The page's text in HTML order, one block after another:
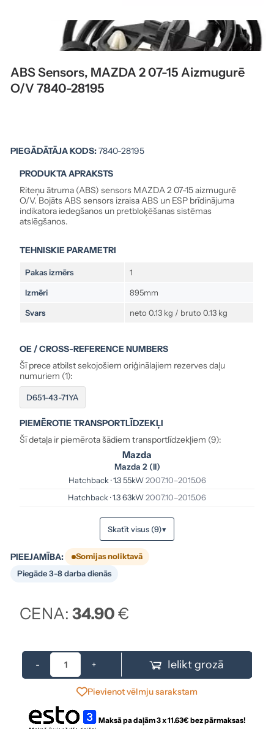
ABS Sensors, MAZDA 2 07-15 Aizmugurē
O/V 7840-28195
PIEGĀDĀTĀJA KODS:7840-28195
PRODUKTA APRAKSTS
Riteņu ātruma (ABS) sensors MAZDA 2 07-15 aizmugurē
O/V. Bojāts ABS sensors izraisa ABS un ESP brīdinājuma
indikatora iedegšanos un pretbloķēšanas sistēmas
atslēgšanos.
TEHNISKIE PARAMETRI
Pakas izmērs 1
Izmēri 895mm
Svars neto 0.13 kg / bruto 0.13 kg
OE / CROSS-REFERENCE NUMBERS
Šī prece atbilst sekojošiem oriģinālajiem rezerves daļu
numuriem (1):
D651-43-71YA
PIEMĒROTIE TRANSPORTLĪDZEKĻI
Šī detaļa ir piemērota šādiem transportlīdzekļiem (9):
Mazda
Mazda 2 (II)
Hatchback · 1.3 55kW 2007.10–2015.06
Hatchback · 1.3 63kW2007.10–2015.06
Skatīt visus (9)▾
PIEEJAMĪBA:
Somijas noliktavā
Piegāde 3-8 darba dienās
CENA:34.90€
- + Ielikt grozā
Pievienot vēlmju sarakstam
Maksā pa daļām 3 x11.63€ bez pārmaksas!